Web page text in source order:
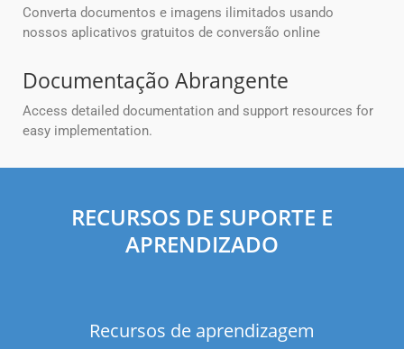
Converta documentos e imagens ilimitados usando
nossos aplicativos gratuitos de conversão online
Documentação Abrangente
Access detailed documentation and support resources for
easy implementation.
RECURSOS DE SUPORTE E
APRENDIZADO
Recursos de aprendizagem